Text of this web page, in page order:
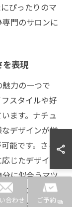
ぴったりのマ
門のサロンに
を表現
力の一つで
スタイルや好
ます。ナチュ
デザインが揃
能です。さら
じたデザイン
に似合うマツ
マツエクに満
合わせ ご予約